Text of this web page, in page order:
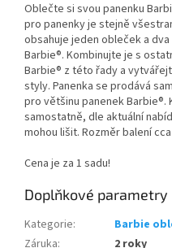
Oblečte si svou panenku
pro panenky je stejně
obsahuje jeden obleček a
Barbie®. Kombinujte je s
Barbie® z této řady a
styly. Panenka se prodává
pro většinu panenek Barbie®.
samostatně, dle aktuální
mohou lišit. Rozměr balení cca
Cena je za 1 sadu!
Doplňkové parametry
Kategorie:
Barbie
Záruka:
2 roky